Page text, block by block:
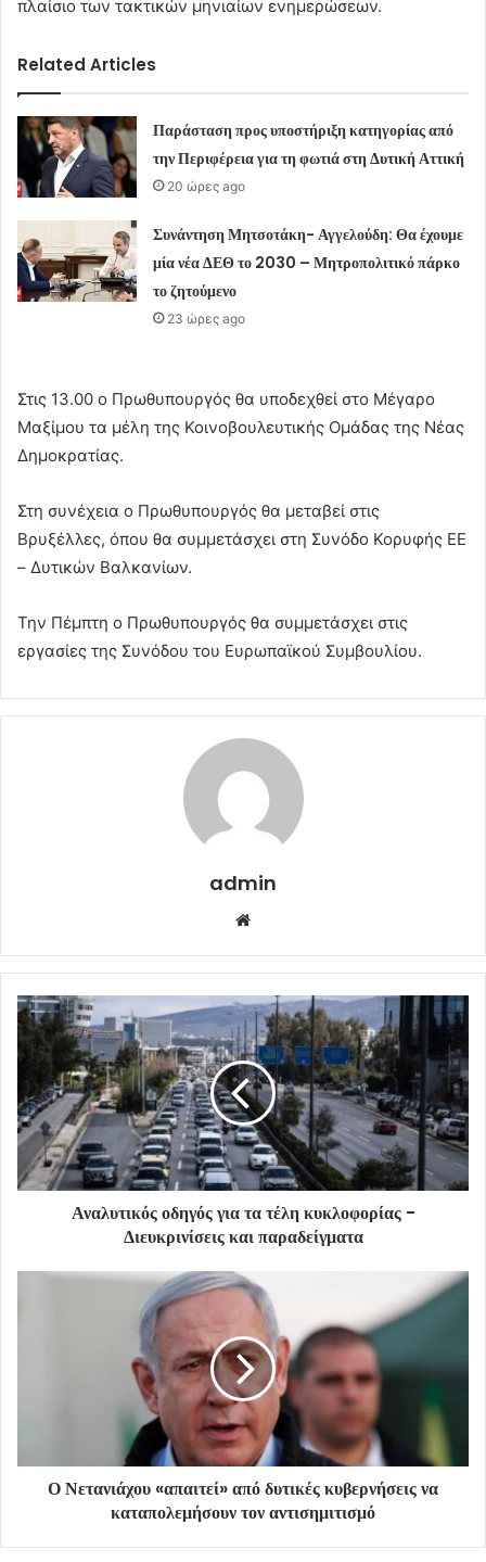
πλαίσιο των τακτικών μηνιαίων ενημερώσεων.
Related Articles
Παράσταση προς υποστήριξη κατηγορίας από
την Περιφέρεια για τη φωτιά στη Δυτική Αττική
20 ώρες ago
Συνάντηση Μητσοτάκη- Αγγελούδη: Θα έχουμε
μία νέα ΔΕΘ το 2030 – Μητροπολιτικό πάρκο
το ζητούμενο
23 ώρες ago
Στις 13.00 ο Πρωθυπουργός θα υποδεχθεί στο Μέγαρο
Μαξίμου τα μέλη της Κοινοβουλευτικής Ομάδας της Νέας
Δημοκρατίας.
Στη συνέχεια ο Πρωθυπουργός θα μεταβεί στις
Βρυξέλλες, όπου θα συμμετάσχει στη Συνόδο Κορυφής ΕΕ
– Δυτικών Βαλκανίων.
Την Πέμπτη ο Πρωθυπουργός θα συμμετάσχει στις
εργασίες της Συνόδου του Ευρωπαϊκού Συμβουλίου.
admin
Αναλυτικός οδηγός για τα τέλη κυκλοφορίας -
Διευκρινίσεις και παραδείγματα
Ο Νετανιάχου «απαιτεί» από δυτικές κυβερνήσεις να
καταπολεμήσουν τον αντισημιτισμό